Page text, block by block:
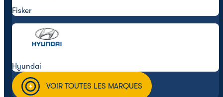
Fisker
Hyundai
VOIR TOUTES LES MARQUES